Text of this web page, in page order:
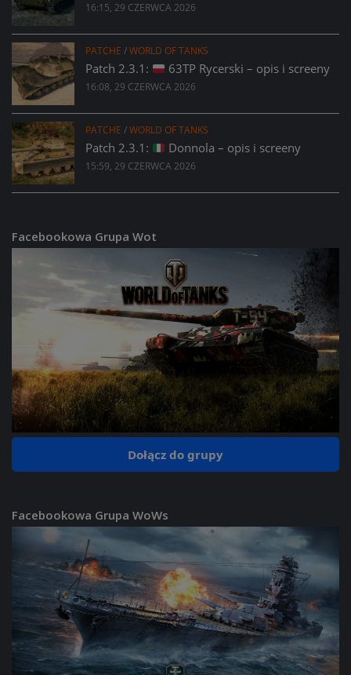
16:15, 29 CZERWCA 2026
PATCHE /WORLD OF TANKS
Patch 2.3.1: 63TP Rycerski – opis i screeny
16:08, 29 CZERWCA 2026
PATCHE /WORLD OF TANKS
Patch 2.3.1: Donnola – opis i screeny
15:59, 29 CZERWCA 2026
Facebookowa Grupa Wot
Dołącz do grupy
Facebookowa Grupa WoWs